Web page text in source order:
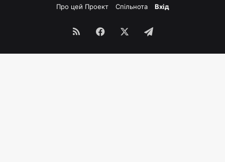
Про цей Проект
Спільнота Вхід
RSS Facebook